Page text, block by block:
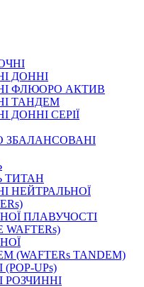
ДОННI
ФЛЮОРО АКТИВ
ТАНДЕМ
ДОННI СЕРIÏ
ЗБАЛАНСОВАНІ
ТИТАН
НЕЙТРАЛЬНОÏ
ПЛАВУЧОСТІ
TANDEM)
UPs)
РОЗЧИННI